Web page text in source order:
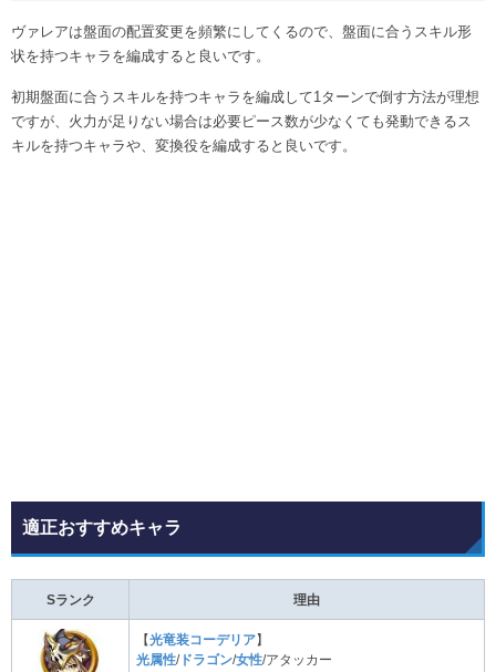
ヴァレアは盤面の配置変更を頻繁にしてくるので、盤面に合うスキル形
状を持つキャラを編成すると良いです。
初期盤面に合うスキルを持つキャラを編成して1ターンで倒す方法が理想
ですが、火力が足りない場合は必要ピース数が少なくても発動できるス
キルを持つキャラや、変換役を編成すると良いです。
適正おすすめキャラ
Sランク 理由
【光竜装コーデリア】
光属性/ ドラゴン/女性/アタッカー